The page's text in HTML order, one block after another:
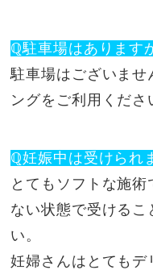
ℚ駐車場はあります
駐車場はございませ
ングをご利用くださ
ℚ妊娠中は受けられ
とてもソフトな施
ない状態で受けるこ
い。
妊婦さんはとてもデ